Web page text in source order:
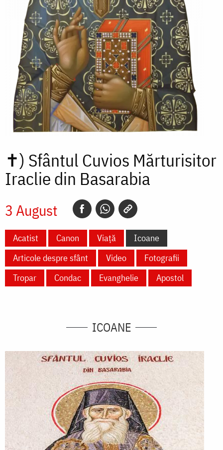
✝) Sfântul Cuvios Mărturisitor
Iraclie din Basarabia
3 August
Acatist Canon Viață
Icoane
Articole despre sfânt
Video
Fotografii
Tropar
Condac Evanghelie Apostol
ICOANE